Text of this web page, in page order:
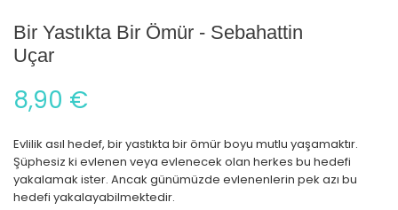
Bir Yastıkta Bir Ömür - Sebahattin
Uçar
8,90 €
Evlilik asıl hedef, bir yastıkta bir ömür boyu mutlu yaşamaktır.
Şüphesiz ki evlenen veya evlenecek olan herkes bu hedefi
yakalamak ister. Ancak günümüzde evlenenlerin pek azı bu
hedefi yakalayabilmektedir.